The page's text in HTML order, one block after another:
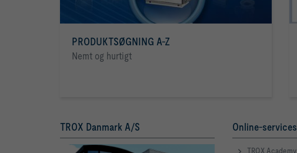
PRODUKTSØGNING A-Z
Nemt og hurtigt
TROX Danmark A/S Online-services
TROX Academy